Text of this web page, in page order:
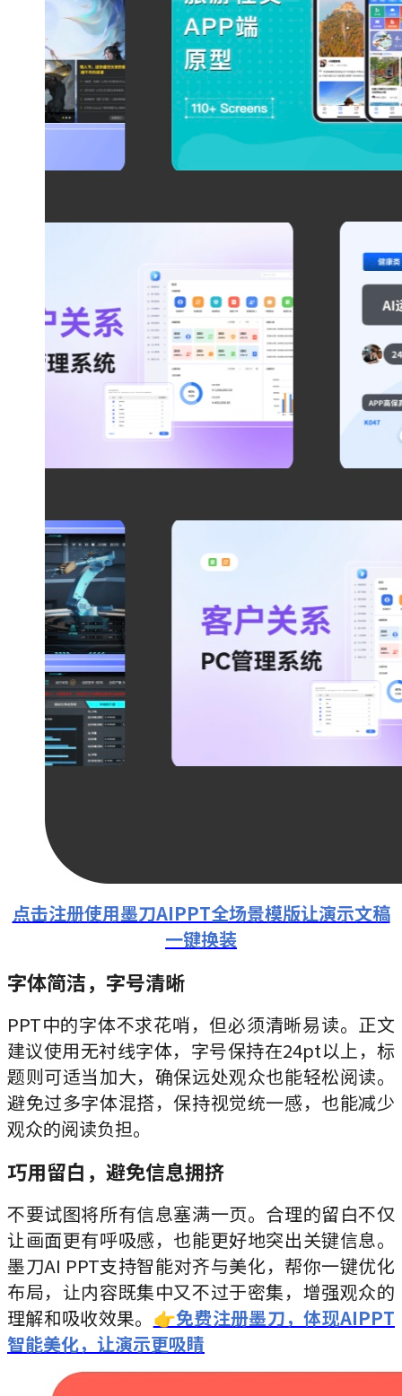
点击注册使用墨刀AIPPT全场景模版让演示文稿
一键换装
字体简洁，字号清晰
PPT中的字体不求花哨，但必须清晰易读。正文
建议使用无衬线字体，字号保持在24pt以上，标
题则可适当加大，确保远处观众也能轻松阅读。
避免过多字体混搭，保持视觉统一感，也能减少
观众的阅读负担。
巧用留白，避免信息拥挤
不要试图将所有信息塞满一页。合理的留白不仅
让画面更有呼吸感，也能更好地突出关键信息。
墨刀AI PPT支持智能对齐与美化，帮你一键优化
布局，让内容既集中又不过于密集，增强观众的
理解和吸收效果。 👉免费注册墨刀，体现AIPPT
智能美化，让演示更吸睛